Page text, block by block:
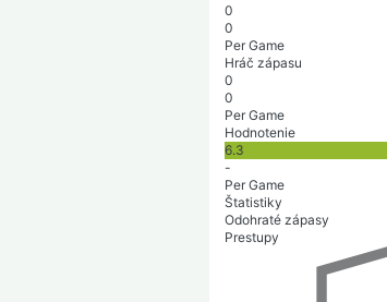
0
0
Per Game
Hráč zápasu
0
0
Per Game
Hodnotenie
6.3
-
Per Game
Štatistiky
Odohraté zápasy
Prestupy